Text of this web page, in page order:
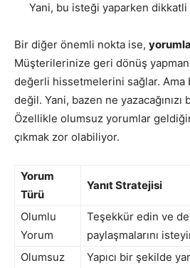
Yani, bu isteği yaparken dikkatli
Bir diğer önemli nokta ise,
Müşterilerinize geri dönüş
değerli hissetmelerini sağlar. Ama
değil. Yani, bazen ne
Özellikle olumsuz yorumlar
çıkmak zor olabiliyor.
Yorum
Türü
Yanıt Stratejisi
Olumlu
Yorum
Teşekkür edin ve
paylaşmalarını
Olumsuz
Yapıcı bir şekilde